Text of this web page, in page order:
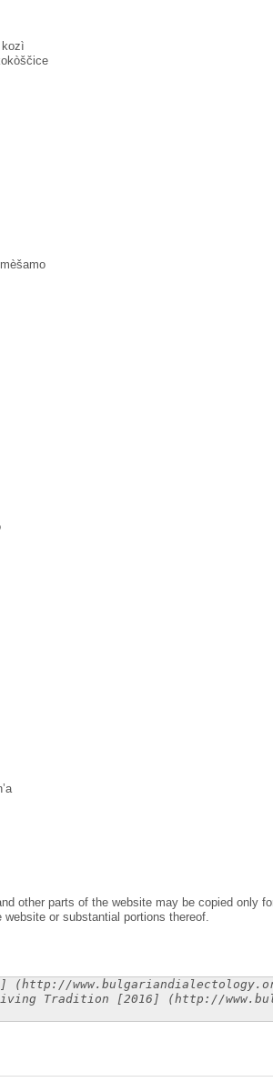
other parts of the website may be copied only
or substantial portions thereof.
Tradition [2016] (http://